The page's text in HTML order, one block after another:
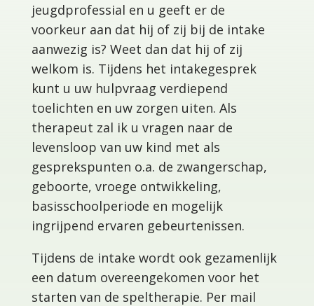
jeugdprofessial en u geeft er de
voorkeur aan dat hij of zij bij de intake
aanwezig is? Weet dan dat hij of zij
welkom is. Tijdens het intakegesprek
kunt u uw hulpvraag verdiepend
toelichten en uw zorgen uiten. Als
therapeut zal ik u vragen naar de
levensloop van uw kind met als
gesprekspunten o.a. de zwangerschap,
geboorte, vroege ontwikkeling,
basisschoolperiode en mogelijk
ingrijpend ervaren gebeurtenissen.
Tijdens de intake wordt ook gezamenlijk
een datum overeengekomen voor het
starten van de speltherapie. Per mail